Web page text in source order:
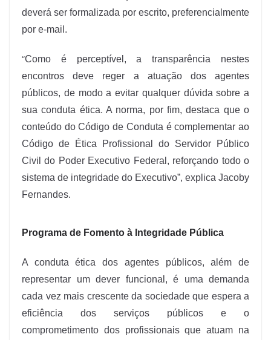
deverá ser formalizada por escrito, preferencialmente
por e-mail.
“Como é perceptível, a transparência nestes
encontros deve reger a atuação dos agentes
públicos, de modo a evitar qualquer dúvida sobre a
sua conduta ética. A norma, por fim, destaca que o
conteúdo do Código de Conduta é complementar ao
Código de Ética Profissional do Servidor Público
Civil do Poder Executivo Federal, reforçando todo o
sistema de integridade do Executivo”, explica Jacoby
Fernandes.
Programa de Fomento à Integridade Pública
A conduta ética dos agentes públicos, além de
representar um dever funcional, é uma demanda
cada vez mais crescente da sociedade que espera a
eficiência dos serviços públicos e o
comprometimento dos profissionais que atuam na